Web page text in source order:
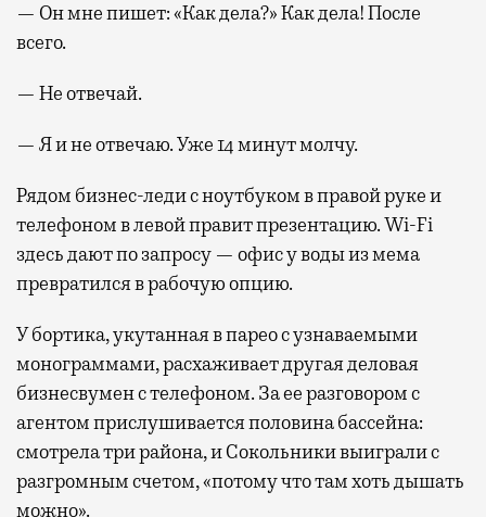
— Он мне пишет: «Как дела?» Как дела! После
всего.
— Не отвечай.
— Я и не отвечаю. Уже 14 минут молчу.
Рядом бизнес-леди с ноутбуком в правой руке и
телефоном в левой правит презентацию. Wi-Fi
здесь дают по запросу — офис у воды из мема
превратился в рабочую опцию.
У бортика, укутанная в парео с узнаваемыми
монограммами, расхаживает другая деловая
бизнесвумен с телефоном. За ее разговором с
агентом прислушивается половина бассейна:
смотрела три района, и Сокольники выиграли с
разгромным счетом, «потому что там хоть дышать
можно».